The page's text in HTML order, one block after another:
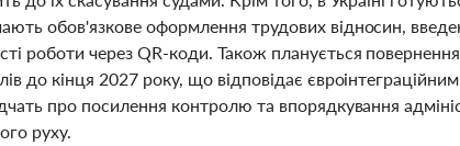
обов'язкове оформлення трудових відносин,
роботи через QR-коди. Також планується
до кінця 2027 року, що відповідає
про посилення контролю та впорядкування
руху.